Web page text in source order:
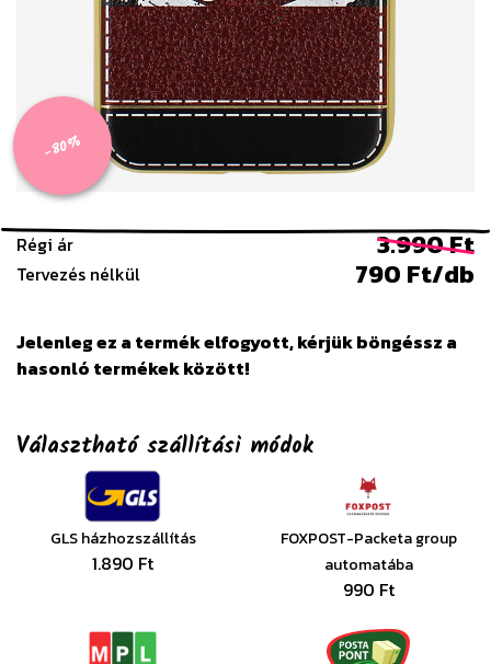
-80%
Régi ár 3.990 Ft
Tervezés nélkül 790 Ft/db
Jelenleg ez a termék elfogyott, kérjük böngéssz a
hasonló termékek között!
Választható szállítási módok
GLS házhozszállítás
1.890 Ft
FOXPOST-Packeta group
automatába
990 Ft